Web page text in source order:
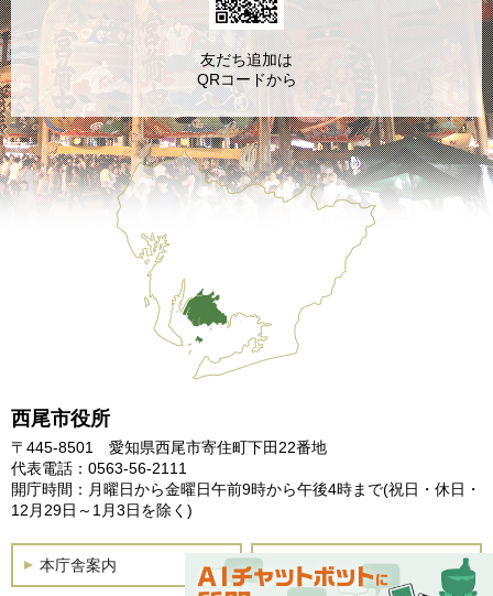
西尾市役所
〒445-8501 愛知県西尾市寄住町下田22番地
代表電話：0563-56-2111
開庁時間：月曜日から金曜日午前9時から午後4時まで(祝日・休日・
12月29日～1月3日を除く)
本庁舎案内 土曜開庁
友だち追加は
QRコードから